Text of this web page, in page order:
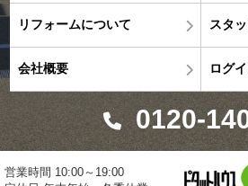
リフォームについて スタ
会社概要 ログ
0120-
営業時間 10:00～19:00